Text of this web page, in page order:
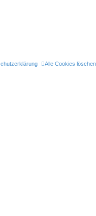
Alle Cookies löschen